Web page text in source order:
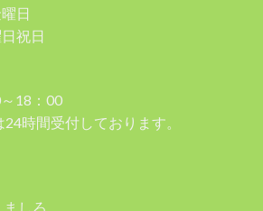
日
祝日
18：00
時間受付しております。
しろ